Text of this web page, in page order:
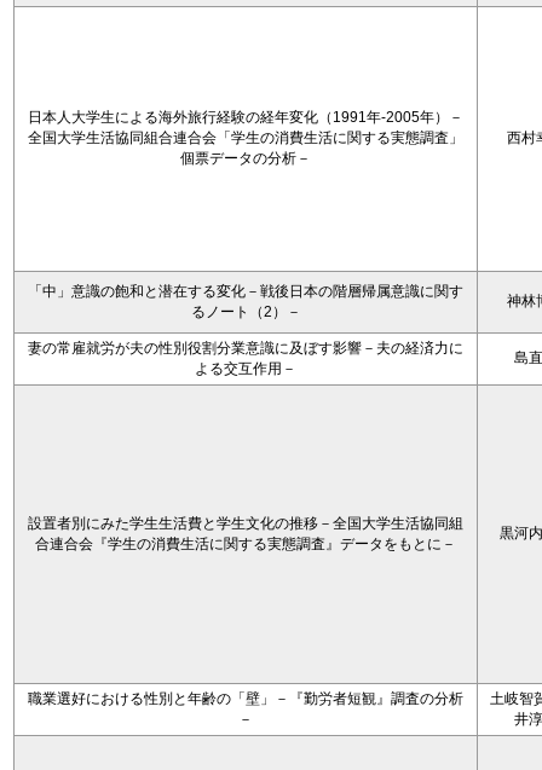
日本人大学生による海外旅行経験の経年変化（1991年-2005年）－
全国大学生活協同組合連合会「学生の消費生活に関する実態調査」
個票データの分析－
西村
「中」意識の飽和と潜在する変化－戦後日本の階層帰属意識に関す
るノート（2）－
神林
妻の常雇就労が夫の性別役割分業意識に及ぼす影響－夫の経済力に
よる交互作用－
島
設置者別にみた学生生活費と学生文化の推移－全国大学生活協同組
合連合会『学生の消費生活に関する実態調査』データをもとに－
黒河
職業選好における性別と年齢の「壁」－『勤労者短観』調査の分析
－
土岐智
井